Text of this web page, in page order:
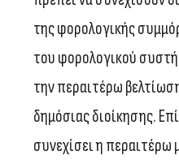
της φορολογικής
του φορολογικού
την περαιτέρω
δημόσιας διοίκησης.
συνεχίσει η